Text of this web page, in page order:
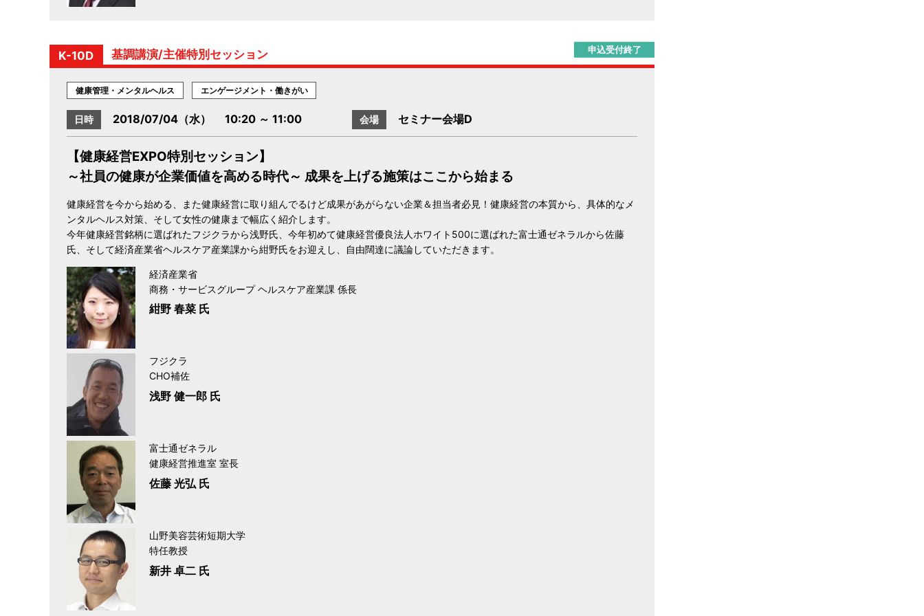
K-10D 基調講演/主催特別セッション 申込受付終了
健康管理・メンタルヘルス エンゲージメント・働きがい
日時 2018/07/04（水） 10:20 ～ 11:00 会場 セミナー会場D
【健康経営EXPO特別セッション】
～社員の健康が企業価値を高める時代～ 成果を上げる施策はここから始まる
健康経営を今から始める、また健康経営に取り組んでるけど成果があがらない企業＆担当者必見！健康経営の本質から、具体的なメ
ンタルヘルス対策、そして女性の健康まで幅広く紹介します。
今年健康経営銘柄に選ばれたフジクラから浅野氏、今年初めて健康経営優良法人ホワイト500に選ばれた富士通ゼネラルから佐藤
氏、そして経済産業省ヘルスケア産業課から紺野氏をお迎えし、自由闊達に議論していただきます。
経済産業省
商務・サービスグループ ヘルスケア産業課 係長
紺野 春菜 氏
フジクラ
CHO補佐
浅野 健一郎 氏
富士通ゼネラル
健康経営推進室 室長
佐藤 光弘 氏
山野美容芸術短期大学
特任教授
新井 卓二 氏